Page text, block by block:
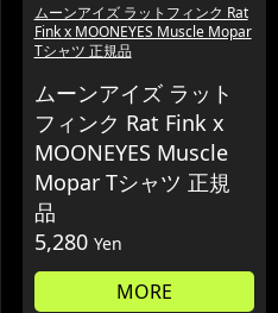
ムーンアイズ ラットフィンク Rat
Fink x MOONEYES Muscle Mopar
Tシャツ 正規品
ムーンアイズ ラット
フィンク Rat Fink x
MOONEYES Muscle
Mopar Tシャツ 正規
品
5,280 Yen
MORE